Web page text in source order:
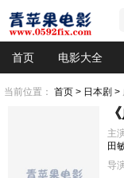
首页 电影大全
当前位置： 首页 > 日本剧 >
主
田
导